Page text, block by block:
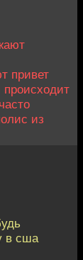
привет
происходит
из
в сша